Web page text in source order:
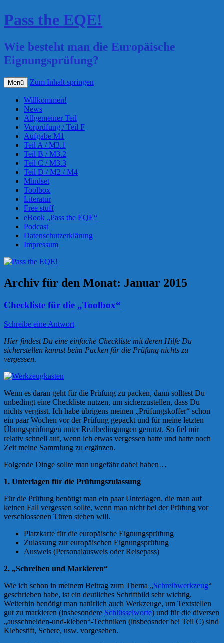
Pass the EQE!
Wie besteht man die Europäische
Eignungsprüfung?
Menü Zum Inhalt springen
Willkommen!
News
Allgemeiner Teil
Vorprüfung / Teil F
Aufgabe M1
Teil A / M3.1
Teil B / M3.2
Teil C / M3.3
Teil D / M2 / M4
Mindset
Toolbox
Literatur
Free stuff
eBook „Pass the EQE“
Podcast
Datenschutzerklärung
Impressum
Archiv für den Monat: Januar 2015
Checkliste für die „Toolbox“
Schreibe eine Antwort
Hier findest Du eine einfache Checkliste mit deren Hilfe Du
sicherstellen kannst beim Packen für die Prüfung nichts zu
vergessen.
Wenn es daran geht für die Prüfung zu packen, dann solltest Du
unbedingt eine Checkliste nutzen, um sicherzustellen, dass Du
nichts vergisst. Ich habe übrigens meinen „Prüfungskoffer“ schon
ein paar Wochen vor der Prüfung gepackt und für meine letzten
Übungsprüfungen unter Realbedingungen genutzt. So fiel mir
relativ schnell auf, wenn ich etwas vergessen hatte und hatte noch
Zeit meine Sammlung zu ergänzen.
Folgende Dinge sollte man ungefähr dabei haben…
1. Unterlagen für die Prüfungszulassung
Für die Prüfung benötigt man ein paar Unterlagen, die man auf
keinen Fall vergessen sollte, wenn man nicht bei der Prüfung vor
verschlossenen Türen stehen will.
Platzkarte für die europäische Eignungsprüfung
Zulassung zur europäischen Eignungsprüfung
Ausweis (Personalausweis oder Reisepass)
2. „Schreiben und Markieren“
Wie ich schon in meinem Beitrag zum Thema „Schreibwerkzeug“
geschrieben habe, ist ein deutliches Schriftbild sehr wichtig.
Weiterhin benötigt man natürlich auch Werkzeuge, um Textstellen
gut zu markieren (insbesondere Schlüsselworte) und für die diversen
„ausschneiden-und-kleben“-Techniken (insbeosnder bei Teil C) sind
Klebestift, Schere, usw. vorgesehen.